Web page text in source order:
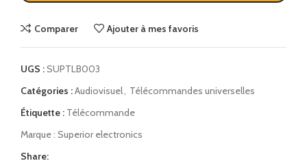
Comparer Ajouter à mes favoris
UGS :SUPTLB003
Catégories :Audiovisuel, Télécommandes universelles
Étiquette : Télécommande
Marque : Superior electronics
Share: